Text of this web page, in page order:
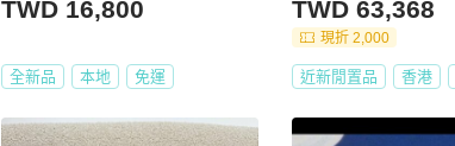
TWD 16,800
全新品 本地 免運
TWD 63,368
現折 2,000
近新閒置品 香港